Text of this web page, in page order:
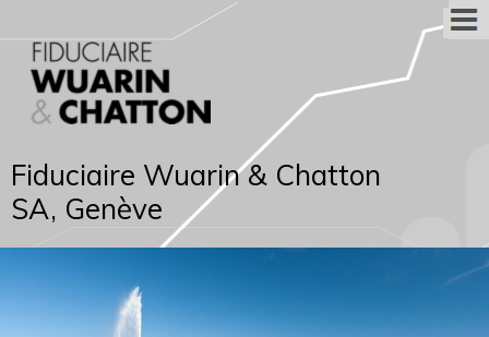
Fiduciaire Wuarin & Chatton
SA, Genève